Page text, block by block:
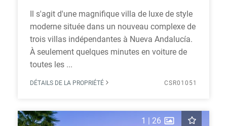
Il s'agit d'une magnifique villa de luxe de style
moderne située dans un nouveau complexe de
trois villas indépendantes à Nueva Andalucía.
À seulement quelques minutes en voiture de
toutes les ...
DÉTAILS DE LA PROPRIÉTÉ CSR01051
1 | 26